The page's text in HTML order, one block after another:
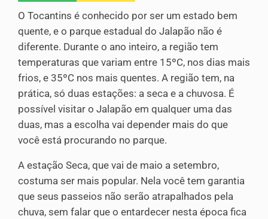
O Tocantins é conhecido por ser um estado bem
quente, e o parque estadual do Jalapão não é
diferente. Durante o ano inteiro, a região tem
temperaturas que variam entre 15ºC, nos dias mais
frios, e 35ºC nos mais quentes. A região tem, na
prática, só duas estações: a seca e a chuvosa. É
possível visitar o Jalapão em qualquer uma das
duas, mas a escolha vai depender mais do que
você está procurando no parque.
A estação Seca, que vai de maio a setembro,
costuma ser mais popular. Nela você tem garantia
que seus passeios não serão atrapalhados pela
chuva, sem falar que o entardecer nesta época fica